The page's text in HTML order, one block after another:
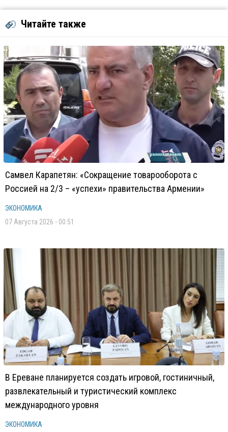
Читайте также
Самвел Карапетян: «Сокращение товарооборота с
Россией на 2/3 – «успехи» правительства Армении»
ЭКОНОМИКА
07 Августа 2026 - 00:51
В Ереване планируется создать игровой, гостиничный,
развлекательный и туристический комплекс
международного уровня
ЭКОНОМИКА